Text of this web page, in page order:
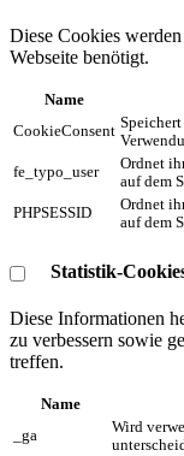
Diese Cookies
Webseite benötigt.
Name
CookieConsent
fe_typo_user
Ordnet
auf dem
PHPSESSID
Ordnet
auf dem
Statistik-
Diese Informationen
zu verbessern sowie
treffen.
Name
_ga
Wird